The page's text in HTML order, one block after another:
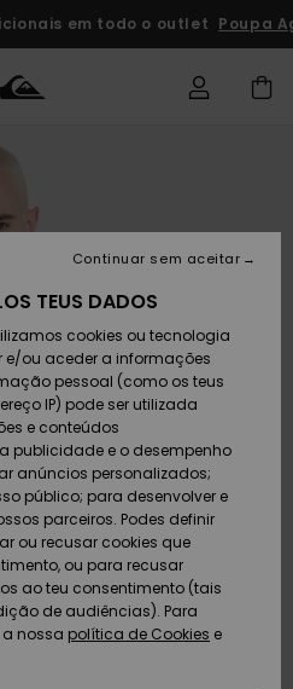
em todo o outlet Poupa
e
água
e
água
Shop
de
TEUS DADOS
cookies ou tecnologia
ou aceder a informações
pessoal (como os teus
IP) pode ser utilizada
e conteúdos
publicidade e o desempenho
anúncios personalizados;
público; para desenvolver e
parceiros. Podes definir
ou recusar cookies que
ou para recusar
ao teu consentimento (tais
de audiências). Para
nossa política de Cookies e
Continuar sem aceitar